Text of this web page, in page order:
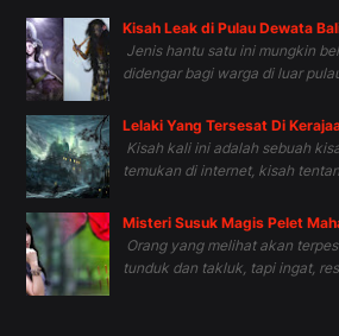
Kisah Leak di Pulau Dewata
Jenis hantu satu ini mungkin
didengar bagi warga di luar
Lelaki Yang Tersesat Di
Kisah kali ini adalah sebuah
temukan di internet, kisah
Misteri Susuk Magis Pelet
Orang yang melihat akan
tunduk dan takluk, tapi ingat,